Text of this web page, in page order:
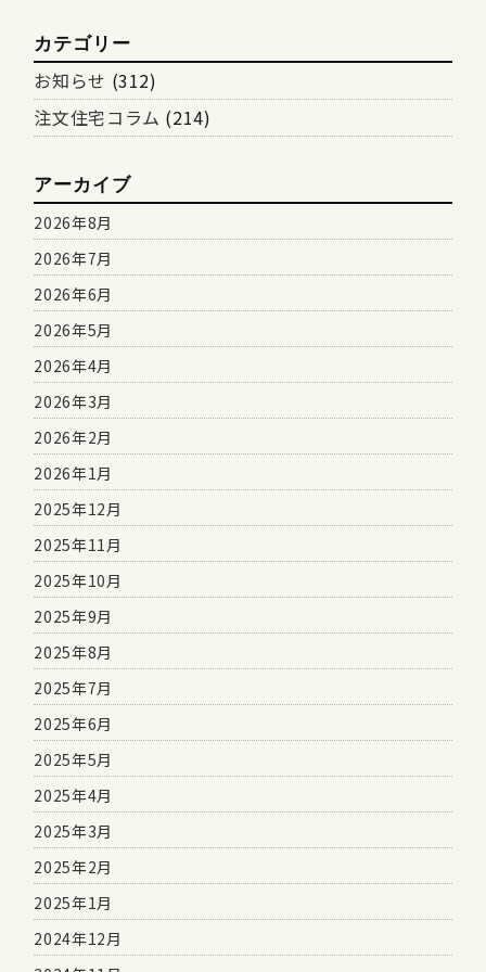
カテゴリー
お知らせ (312)
注文住宅コラム (214)
アーカイブ
2026年8月
2026年7月
2026年6月
2026年5月
2026年4月
2026年3月
2026年2月
2026年1月
2025年12月
2025年11月
2025年10月
2025年9月
2025年8月
2025年7月
2025年6月
2025年5月
2025年4月
2025年3月
2025年2月
2025年1月
2024年12月